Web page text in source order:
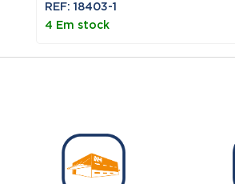
REF: 18403-1
4 Em stock